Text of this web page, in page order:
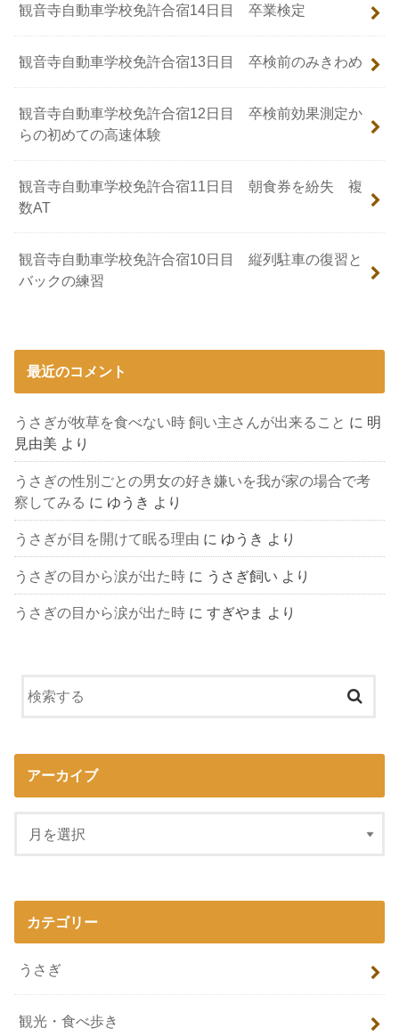
観音寺自動車学校免許合宿14日目 卒業検定
観音寺自動車学校免許合宿13日目 卒検前のみきわめ
観音寺自動車学校免許合宿12日目 卒検前効果測定か
らの初めての高速体験
観音寺自動車学校免許合宿11日目 朝食券を紛失 複
数AT
観音寺自動車学校免許合宿10日目 縦列駐車の復習と
バックの練習
最近のコメント
うさぎが牧草を食べない時 飼い主さんが出来ること に 明
見由美 より
うさぎの性別ごとの男女の好き嫌いを我が家の場合で考
察してみる に ゆうき より
うさぎが目を開けて眠る理由 に ゆうき より
うさぎの目から涙が出た時 に うさぎ飼い より
うさぎの目から涙が出た時 にすぎやま より
アーカイブ
カテゴリー
うさぎ
観光・食べ歩き